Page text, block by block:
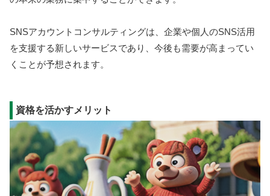
SNSアカウントコンサルティングは、企業や個人のSNS活用
を支援する新しいサービスであり、今後も需要が高まってい
くことが予想されます。
資格を活かすメリット